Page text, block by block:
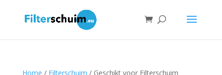
Home / Filterschuim / Geschikt voor Filterschuim